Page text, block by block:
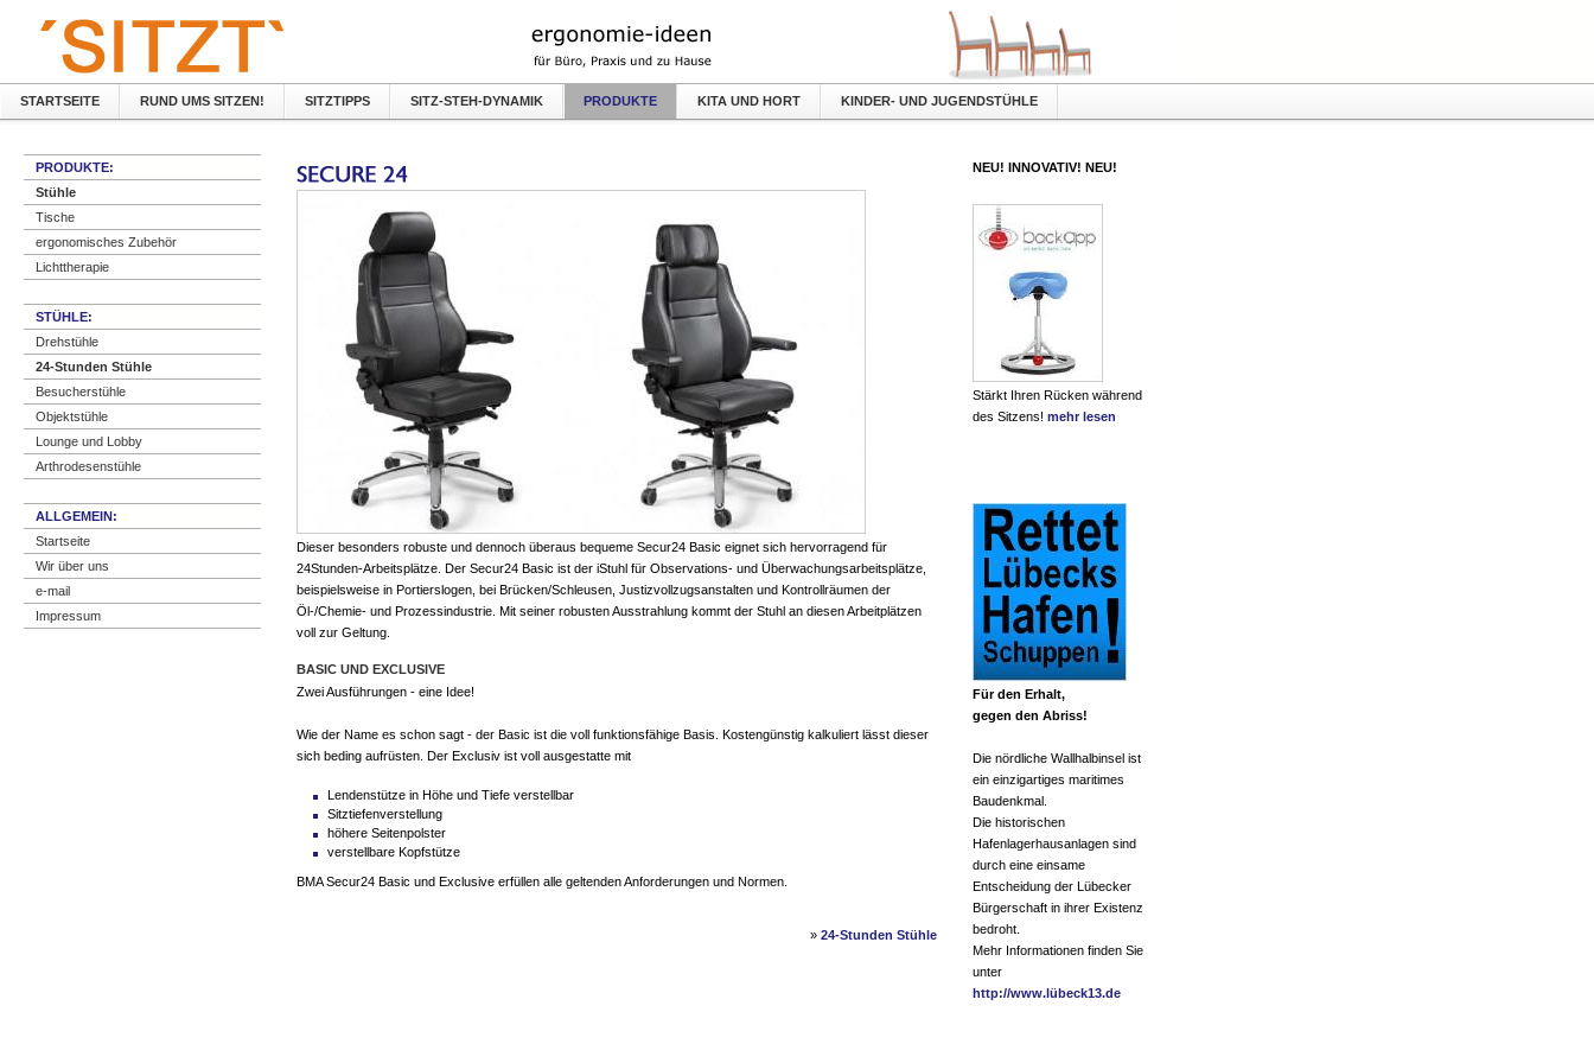
STARTSEITE RUND UMS SITZEN! SITZTIPPS SITZ-STEH-DYNAMIK PRODUKTE KITA UND HORT KINDER- UND JUGENDSTÜHLE
PRODUKTE:
Stühle
Tische
ergonomisches Zubehör
Lichttherapie
STÜHLE:
Drehstühle
24-Stunden Stühle
Besucherstühle
Objektstühle
Lounge und Lobby
Arthrodesenstühle
ALLGEMEIN:
Startseite
Wir über uns
e-mail
Impressum
Dieser besonders robuste und dennoch überaus bequeme Secur24 Basic eignet sich hervorragend für
24Stunden-Arbeitsplätze. Der Secur24 Basic ist der iStuhl für Observations- und Überwachungsarbeitsplätze,
beispielsweise in Portierslogen, bei Brücken/Schleusen, Justizvollzugsanstalten und Kontrollräumen der
Öl-/Chemie- und Prozessindustrie. Mit seiner robusten Ausstrahlung kommt der Stuhl an diesen Arbeitplätzen
voll zur Geltung.
BASIC UND EXCLUSIVE
Zwei Ausführungen - eine Idee!
Wie der Name es schon sagt - der Basic ist die voll funktionsfähige Basis. Kostengünstig kalkuliert lässt dieser
sich beding aufrüsten. Der Exclusiv ist voll ausgestatte mit
Lendenstütze in Höhe und Tiefe verstellbar
Sitztiefenverstellung
höhere Seitenpolster
verstellbare Kopfstütze
BMA Secur24 Basic und Exclusive erfüllen alle geltenden Anforderungen und Normen.
» 24-Stunden Stühle
NEU! INNOVATIV! NEU!
Stärkt Ihren Rücken während
des Sitzens! mehr lesen
Für den Erhalt,
gegen den Abriss!
Die nördliche Wallhalbinsel ist
ein einzigartiges maritimes
Baudenkmal.
Die historischen
Hafenlagerhausanlagen sind
durch eine einsame
Entscheidung der Lübecker
Bürgerschaft in ihrer Existenz
bedroht.
Mehr Informationen finden Sie
unter
http://www.lübeck13.de